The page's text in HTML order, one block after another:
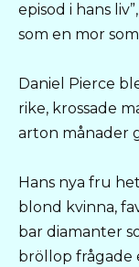
episod i hans
som en mor
Daniel Pierce
rike, krossade
arton månader
Hans nya fru
blond kvinna,
bar diamanter
bröllop frågade